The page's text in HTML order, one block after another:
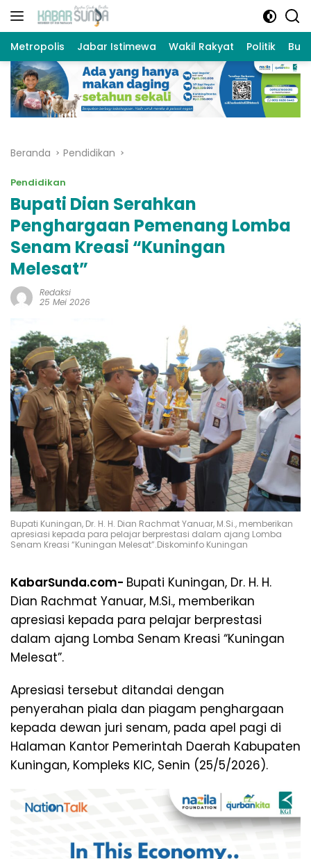
Langsung
Metropolis Jabar Istimewa Wakil Rakyat Politik
Beranda Pendidikan
Pendidikan
Bupati Dian Serahkan
Penghargaan Pemenang Lomba
Senam Kreasi “Kuningan
Melesat”
Redaksi
25 Mei 2026
Bupati Kuningan, Dr. H. H. Dian Rachmat Yanuar, M.Si., memberikan
apresiasi kepada para pelajar berprestasi dalam ajang Lomba
Senam Kreasi “Kuningan Melesat”.Diskominfo Kuningan
KabarSunda.com- Bupati Kuningan, Dr. H. H.
Dian Rachmat Yanuar, M.Si., memberikan
apresiasi kepada para pelajar berprestasi
dalam ajang Lomba Senam Kreasi “Kuningan
Melesat”.
Apresiasi tersebut ditandai dengan
penyerahan piala dan piagam penghargaan
kepada dewan juri senam, pada apel pagi di
Halaman Kantor Pemerintah Daerah Kabupaten
Kuningan, Kompleks KIC, Senin (25/5/2026).